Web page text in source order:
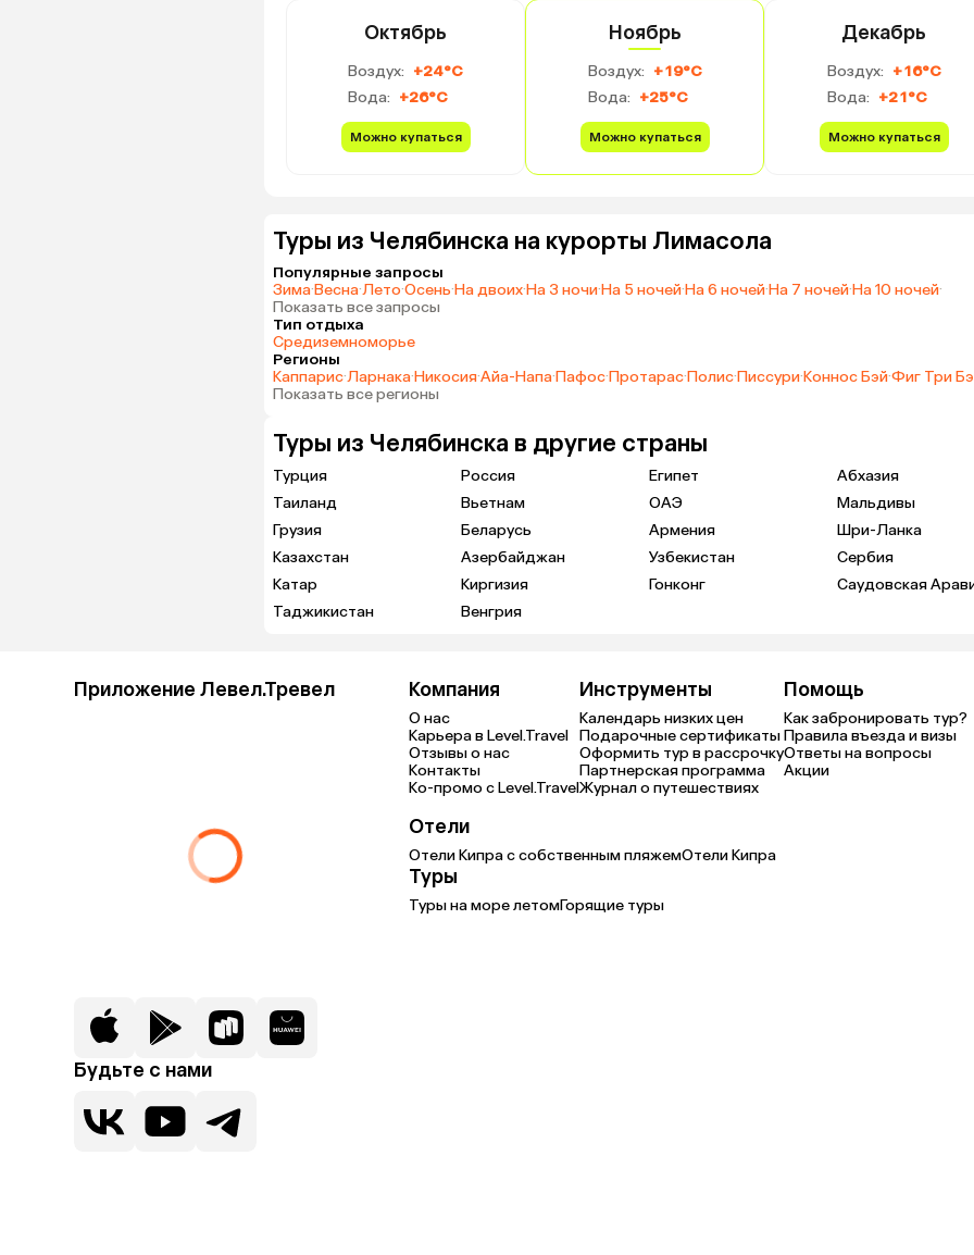
Октябрь
Воздух: +24°C
Вода: +26°C
Можно купаться
Ноябрь
Воздух: +19°C
Вода: +25°C
Можно купаться
Декабрь
Воздух: +16°C
Вода: +21°C
Можно купаться
Туры из Челябинска на курорты Лимасола
Популярные запросы
Зима·Весна·Лето·Осень·На двоих·На 3 ночи·На 5 ночей·На 6 ночей·На 7 ночей·На 10 ночей·
Показать все запросы
Тип отдыха
Средиземноморье
Регионы
Каппарис·Ларнака·Никосия·Айа-Напа·Пафос·Протарас·Полис·Писсури·Коннос Бэй·Фиг Три
Показать все регионы
Туры из Челябинска в другие страны
Турция Россия Египет
Абхазия
Таиланд
Вьетнам ОАЭ
Мальдивы
Грузия
Беларусь Армения
Шри-Ланка
Казахстан
Азербайджан Узбекистан
Сербия
Катар
Киргизия Гонконг
Саудовская
Таджикистан
Венгрия
Приложение Левел.Тревел
Будьте с нами
Компания
О нас
Карьера в Level.Travel
Отзывы о нас
Контакты
Ко-промо с Level.Travel
Инструменты
Календарь низких цен
Подарочные сертификаты
Оформить тур в рассрочку
Партнерская программа
Журнал о путешествиях
Помощь
Как забронировать тур?
Правила въезда и визы
Ответы на вопросы
Акции
Отели
Отели Кипра с собственным пляжемОтели Кипра
Туры
Туры на море летомГорящие туры